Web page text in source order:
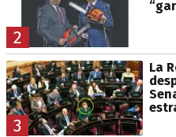
2
3
La